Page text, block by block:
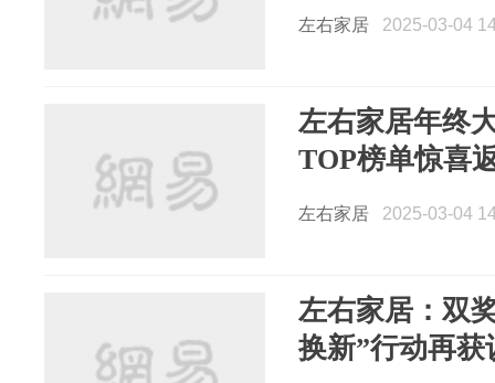
左右家居 2025-03-04
左右家居年终
TOP榜单惊喜
左右家居 2025-03-04
左右家居：双
换新”行动再获